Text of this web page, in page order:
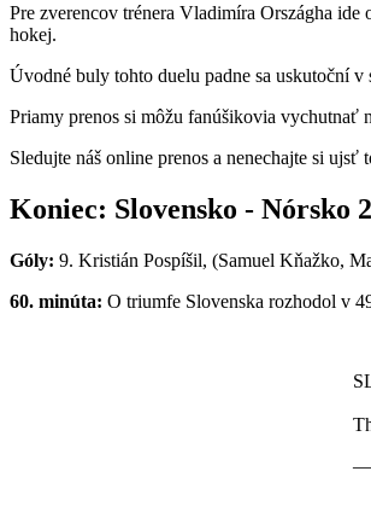
Pre zverencov trénera Vladimíra Országha
hokej.
Úvodné buly tohto duelu padne sa uskutoční v
Priamy prenos si môžu fanúšikovia vychutnať
Sledujte náš online prenos a nenechajte si ujsť
Koniec: Slovensko - Nórsko
Góly: 9. Kristián Pospíšil, (Samuel Kňažko,
60. minúta: O triumfe Slovenska rozhodol v
—